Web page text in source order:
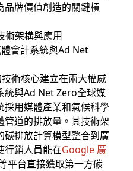
品牌價值創造的關鍵槓
術架構與應用
會計系統與Ad Net
術核心建立在兩大權威
統與Ad Net Zero全球媒
採用媒體產業和氣候科學
道的排放量。其技術架
碳排放計算模型整合到廣
行銷人員能在Google 廣
平台直接獲取第一方碳